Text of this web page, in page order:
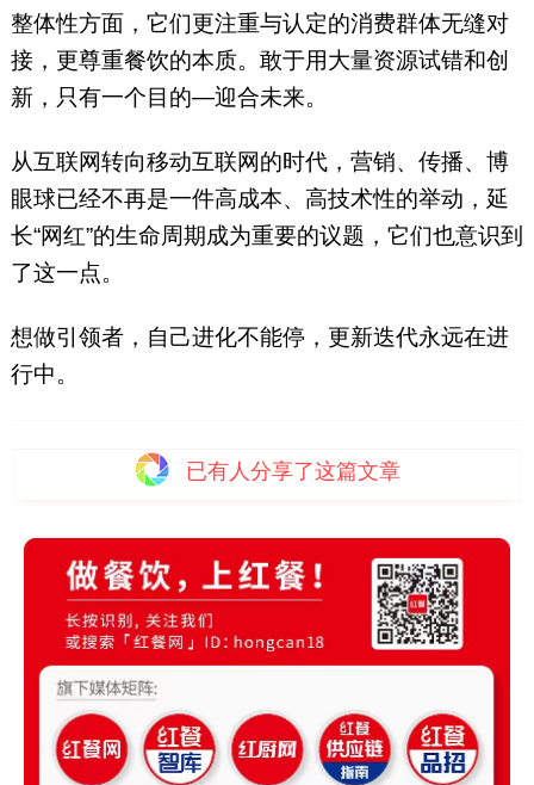
整体性方面，它们更注重与认定的消费群体无缝对
接，更尊重餐饮的本质。敢于用大量资源试错和创
新，只有一个目的—迎合未来。
从互联网转向移动互联网的时代，营销、传播、博
眼球已经不再是一件高成本、高技术性的举动，延
长“网红”的生命周期成为重要的议题，它们也意识到
了这一点。
想做引领者，自己进化不能停，更新迭代永远在进
行中。
已有 人分享了这篇文章